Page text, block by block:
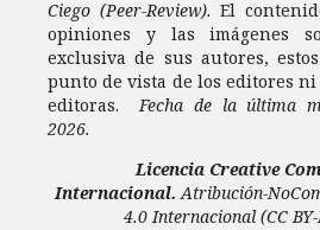
Ciego (Peer-Review). El
opiniones y las imágenes
exclusiva de sus autores,
punto de vista de los editores
editoras. Fecha de la última
2026.
Licencia Creative
Internacional.Atribución-
4.0 Internacional(CC